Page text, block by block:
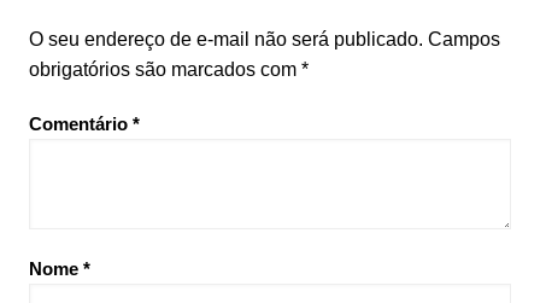
O seu endereço de e-mail não será publicado. Campos
obrigatórios são marcados com *
Comentário *
Nome *